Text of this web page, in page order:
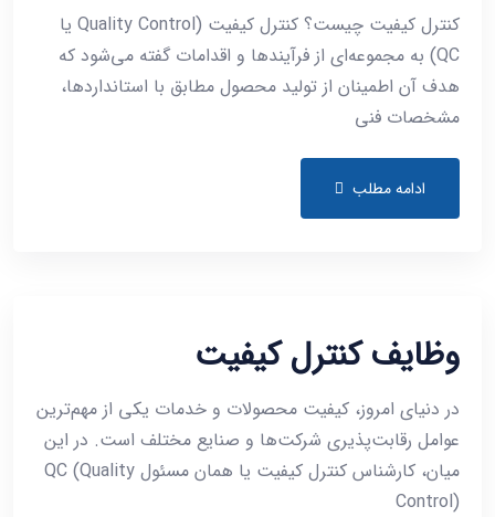
کنترل کیفیت چیست؟ کنترل کیفیت (Quality Control یا
QC) به مجموعه‌ای از فرآیندها و اقدامات گفته می‌شود که
هدف آن اطمینان از تولید محصول مطابق با استانداردها،
مشخصات فنی
ادامه مطلب
وظایف کنترل کیفیت
در دنیای امروز، کیفیت محصولات و خدمات یکی از مهم‌ترین
عوامل رقابت‌پذیری شرکت‌ها و صنایع مختلف است. در این
میان، کارشناس کنترل کیفیت یا همان مسئول QC (Quality
Control)